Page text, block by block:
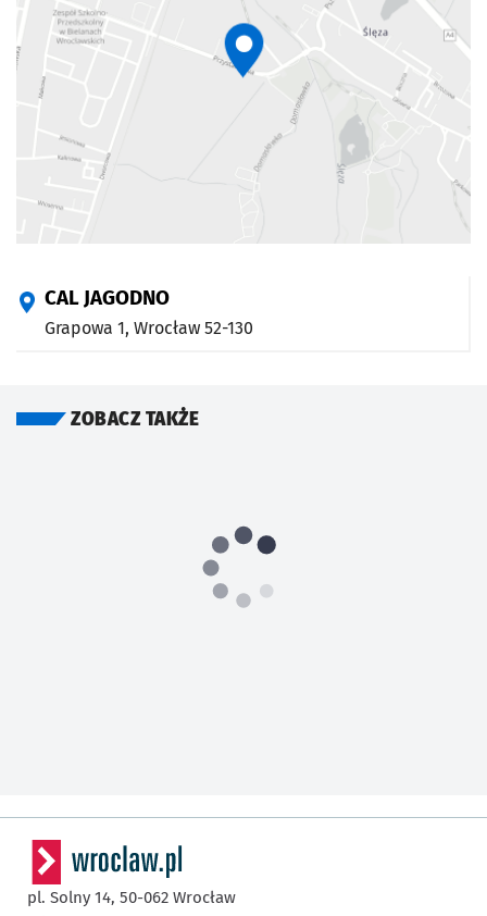
CAL JAGODNO
Grapowa 1, Wrocław 52-130
ZOBACZ TAKŻE
pl. Solny 14, 50-062 Wrocław